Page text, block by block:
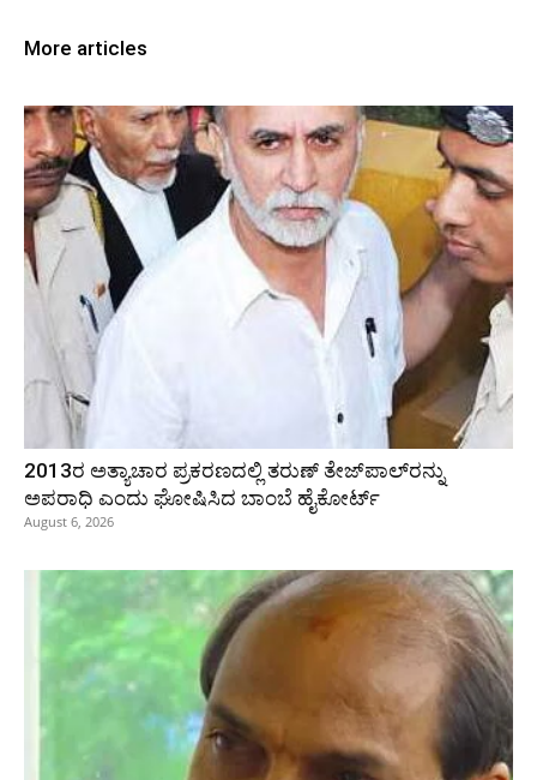
More articles
2013ರ ಅತ್ಯಾಚಾರ ಪ್ರಕರಣದಲ್ಲಿ ತರುಣ್ ತೇಜ್‌ಪಾಲ್‌ರನ್ನು
ಅಪರಾಧಿ ಎಂದು ಘೋಷಿಸಿದ ಬಾಂಬೆ ಹೈಕೋರ್ಟ್
August 6, 2026